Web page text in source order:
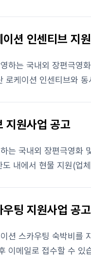
션 인센티브 지
국내외 장편극영화 및
케이션 인센티브와 동
지원사업 공고
내외 장편극영화 및
내에서 현물 지원(업
팅 지원사업 공고
션 스카우팅 숙박비
이메일로 접수할 수 있